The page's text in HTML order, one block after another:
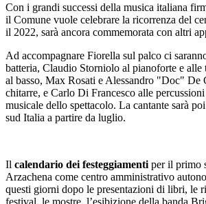
Con i grandi successi della musica italiana
il Comune vuole celebrare la ricorrenza del
il 2022, sarà ancora commemorata con altri
Ad accompagnare Fiorella sul palco ci
batteria, Claudio Storniolo al pianoforte e
al basso, Max Rosati e Alessandro "Doc" De
chitarre, e Carlo Di Francesco alle
musicale dello spettacolo. La cantante sarà
sud Italia a partire da luglio.
Il calendario dei festeggiamenti per il primo
Arzachena come centro amministrativo
questi giorni dopo le presentazioni di libri, le
festival, le mostre, l’esibizione della banda